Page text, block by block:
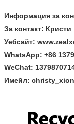
Информация за
За контакт: Кристи
Уебсайт:
WhatsApp: +86
WeChat:
Имейл: